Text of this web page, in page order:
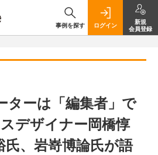
事例を探す ログイン
新規
会員登録
ターは「編集者」で
デザイナー岡橋惇
氏、岩嵜博論氏が語